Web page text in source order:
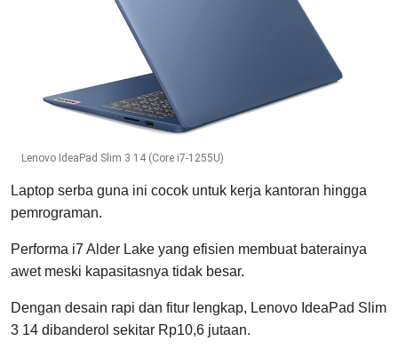
Lenovo IdeaPad Slim 3 14 (Core i7-1255U)
Laptop serba guna ini cocok untuk kerja kantoran hingga
pemrograman.
Performa i7 Alder Lake yang efisien membuat baterainya
awet meski kapasitasnya tidak besar.
Dengan desain rapi dan fitur lengkap, Lenovo IdeaPad Slim
3 14 dibanderol sekitar Rp10,6 jutaan.